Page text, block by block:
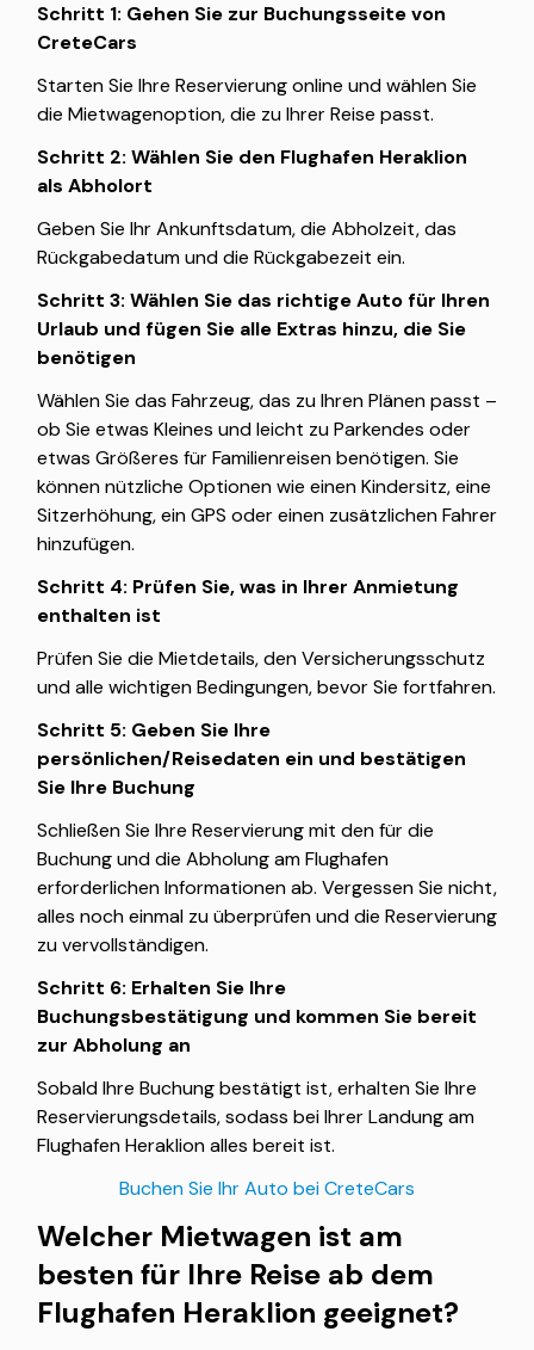
Schritt 1: Gehen Sie zur Buchungsseite von
CreteCars
Starten Sie Ihre Reservierung online und wählen Sie
die Mietwagenoption, die zu Ihrer Reise passt.
Schritt 2: Wählen Sie den Flughafen Heraklion
als Abholort
Geben Sie Ihr Ankunftsdatum, die Abholzeit, das
Rückgabedatum und die Rückgabezeit ein.
Schritt 3: Wählen Sie das richtige Auto für Ihren
Urlaub und fügen Sie alle Extras hinzu, die Sie
benötigen
Wählen Sie das Fahrzeug, das zu Ihren Plänen passt –
ob Sie etwas Kleines und leicht zu Parkendes oder
etwas Größeres für Familienreisen benötigen. Sie
können nützliche Optionen wie einen Kindersitz, eine
Sitzerhöhung, ein GPS oder einen zusätzlichen Fahrer
hinzufügen.
Schritt 4: Prüfen Sie, was in Ihrer Anmietung
enthalten ist
Prüfen Sie die Mietdetails, den Versicherungsschutz
und alle wichtigen Bedingungen, bevor Sie fortfahren.
Schritt 5: Geben Sie Ihre
persönlichen/Reisedaten ein und bestätigen
Sie Ihre Buchung
Schließen Sie Ihre Reservierung mit den für die
Buchung und die Abholung am Flughafen
erforderlichen Informationen ab. Vergessen Sie nicht,
alles noch einmal zu überprüfen und die Reservierung
zu vervollständigen.
Schritt 6: Erhalten Sie Ihre
Buchungsbestätigung und kommen Sie bereit
zur Abholung an
Sobald Ihre Buchung bestätigt ist, erhalten Sie Ihre
Reservierungsdetails, sodass bei Ihrer Landung am
Flughafen Heraklion alles bereit ist.
Buchen Sie Ihr Auto bei CreteCars
Welcher Mietwagen ist am
besten für Ihre Reise ab dem
Flughafen Heraklion geeignet?